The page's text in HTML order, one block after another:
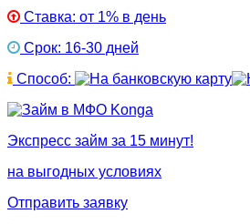
Ставка: от 1% в день
Срок: 16-30 дней
Способ:
Экспресс займ за 15 минут!
на выгодных условиях
Отправить заявку